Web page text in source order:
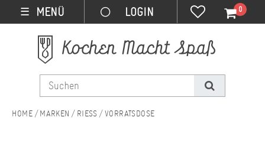
☰ MENÜ 0
MARKEN RIESS VORRATSDOSE